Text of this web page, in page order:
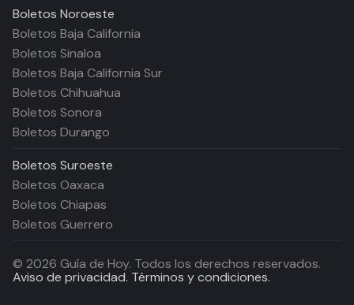
Boletos Noroeste
Boletos Baja California
Boletos Sinaloa
Boletos Baja California Sur
Boletos Chihuahua
Boletos Sonora
Boletos Durango
Boletos Suroeste
Boletos Oaxaca
Boletos Chiapas
Boletos Guerrero
© 2026 Guía de Hoy. Todos los derechos reservados.
Aviso de privacidad. Términos y condiciones.